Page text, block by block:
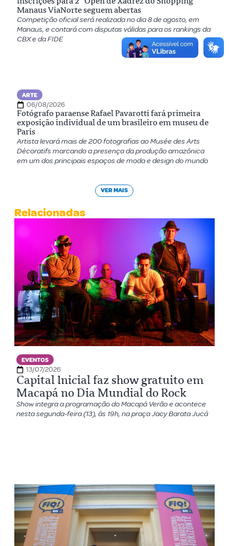
Manaus ViaNorte seguem abertas
Competição oficial será realizada no dia 8 de agosto, em
Manaus, e contará com disputas válidas para os rankings da
CBX e da FIDE
ARTE
06/08/2026
Fotógrafo paraense Rafael Pavarotti fará primeira
exposição individual de um brasileiro em museu de
Paris
Artista levará mais de 200 fotografias ao Musée des Arts
Décoratifs marcando a presença da produção amazônica
em um dos principais espaços de moda e design do mundo
VER MAIS
Relacionadas
EVENTOS
13/07/2026
Capital Inicial faz show gratuito em
Macapá no Dia Mundial do Rock
Show integra a programação do Macapá Verão e acontece
nesta segunda-feira (13), às 19h, na praça Jacy Barata Jucá